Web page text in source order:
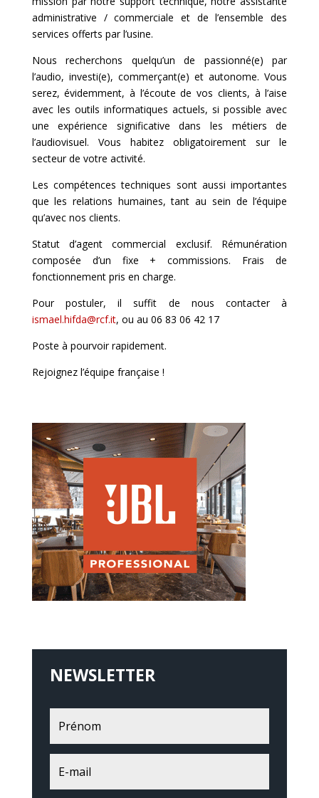
administrative / commerciale et de l’ensemble des
services offerts par l’usine.
Nous recherchons quelqu’un de passionné(e) par
l’audio, investi(e), commerçant(e) et autonome. Vous
serez, évidemment, à l’écoute de vos clients, à l’aise
avec les outils informatiques actuels, si possible avec
une expérience significative dans les métiers de
l’audiovisuel. Vous habitez obligatoirement sur le
secteur de votre activité.
Les compétences techniques sont aussi importantes
que les relations humaines, tant au sein de l’équipe
qu’avec nos clients.
Statut d’agent commercial exclusif. Rémunération
composée d’un fixe + commissions. Frais de
fonctionnement pris en charge.
Pour postuler, il suffit de nous contacter à
ismael.hifda@rcf.it, ou au 06 83 06 42 17
Poste à pourvoir rapidement.
Rejoignez l’équipe française !
NEWSLETTER